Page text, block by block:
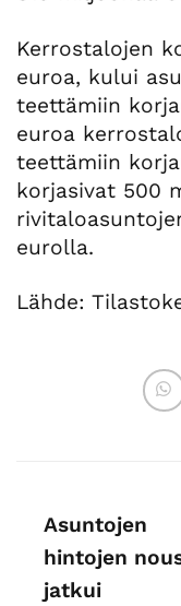
Kerrostalojen
euroa, kului
teettämiin
euroa
teettämiin
korjasivat 500
eurolla.
Lähde:
Asuntojen
hintojen
jatkui